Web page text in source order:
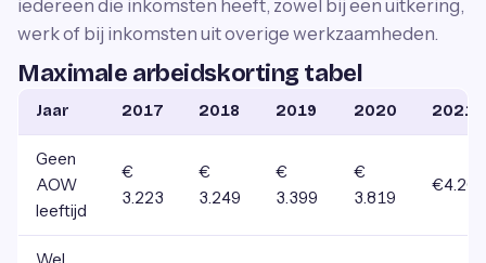
iedereen die inkomsten heeft, zowel bij een uitkering,
werk of bij inkomsten uit overige werkzaamheden.
Maximale arbeidskorting tabel
Jaar 2017 2018 2019 2020 2021
Geen
AOW
leeftijd
€
3.223
€
3.249
€
3.399
€
3.819
€4.205